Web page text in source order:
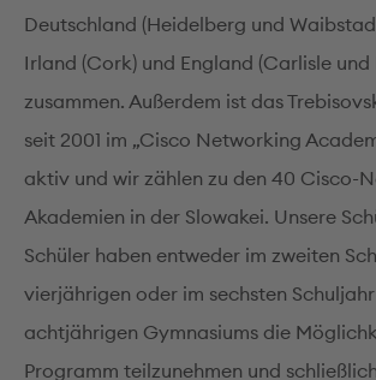
Deutschland (Heidelberg und
Irland (Cork) und England (Carlisle und
zusammen. Außerdem ist das
seit 2001 im „Cisco Networking
aktiv und wir zählen zu den 40 Cisco-
Akademien in der Slowakei. Unsere
Schüler haben entweder im zweiten
vierjährigen oder im sechsten
achtjährigen Gymnasiums die
Programm teilzunehmen und